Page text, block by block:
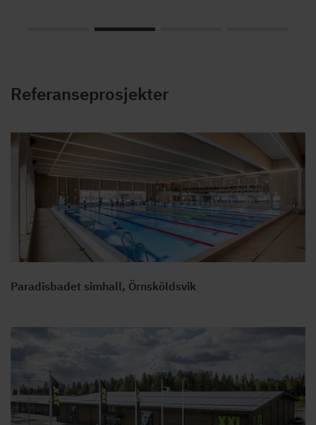
Referanseprosjekter
Paradisbadet simhall, Örnsköldsvik